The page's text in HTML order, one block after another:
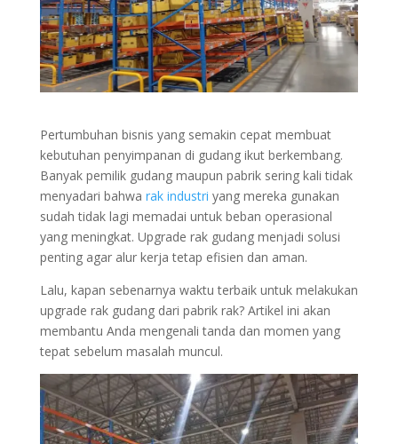
Pertumbuhan bisnis yang semakin cepat membuat
kebutuhan penyimpanan di gudang ikut berkembang.
Banyak pemilik gudang maupun pabrik sering kali tidak
menyadari bahwa rak industri yang mereka gunakan
sudah tidak lagi memadai untuk beban operasional
yang meningkat. Upgrade rak gudang menjadi solusi
penting agar alur kerja tetap efisien dan aman.
Lalu, kapan sebenarnya waktu terbaik untuk melakukan
upgrade rak gudang dari pabrik rak? Artikel ini akan
membantu Anda mengenali tanda dan momen yang
tepat sebelum masalah muncul.